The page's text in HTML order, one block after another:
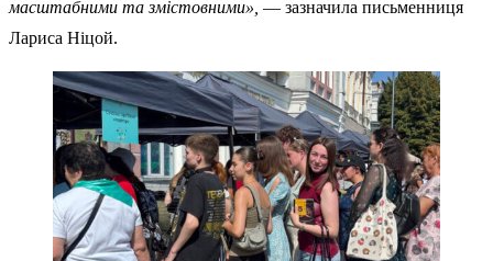
масштабними та змістовними», — зазначила письменниця
Лариса Ніцой.